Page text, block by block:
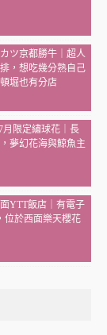
ツ京都勝牛｜超人
，想吃幾分熟自己
堀也有分店
月限定繡球花｜長
夢幻花海與鯨魚主
面YTT飯店｜有電子
位於西面樂天櫻花